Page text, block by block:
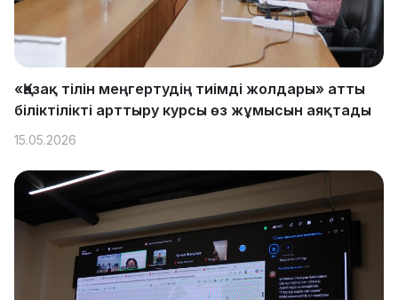
«Қазақ тілін меңгертудің тиімді жолдары» атты
біліктілікті арттыру курсы өз жұмысын аяқтады
15.05.2026